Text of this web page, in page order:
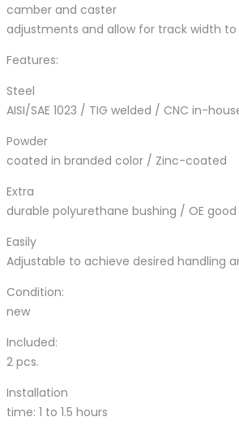
camber and caster
adjustments and allow for track width to
Features:
Steel
AISI/SAE 1023 / TIG welded / CNC in-
Powder
coated in branded color / Zinc-coated
Extra
durable polyurethane bushing / OE good
Easily
Adjustable to achieve desired handling
Condition:
new
Included:
2 pcs.
Installation
time: 1 to 1.5 hours